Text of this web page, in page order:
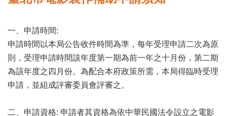
識
文
化
局
業
一、申請時間:
申請時間以本局公告收件時間為準，每年受理申請二次為原
則，受理申請時間該年度第一期為前一年之十月份，第二期
為該年度之四月份。為配合本府政策所需，本局得臨時受理
申請，並組成評審委員會評審之。
二、申請資格: 申請者其資格為依中華民國法令設立之電影